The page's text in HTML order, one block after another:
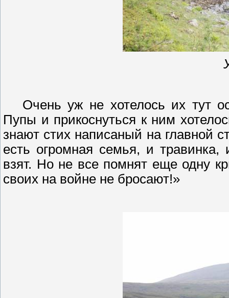
Очень уж не хотелось их тут
Пупы и прикоснуться к ним
знают стих написаный на главной
есть огромная семья, и
взят. Но не все помнят еще одну
своих на войне не бросают!»